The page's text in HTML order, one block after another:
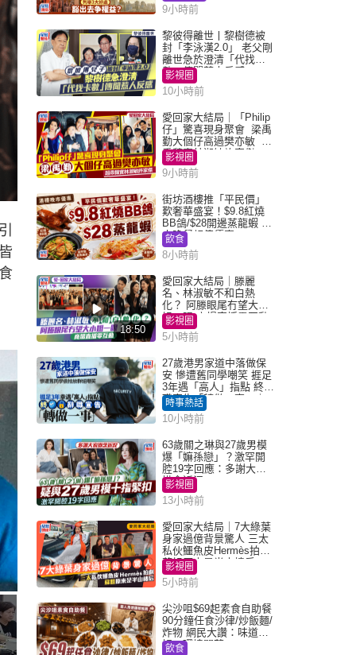
9小時前
黎彼得離世丨黎樹德被
封「李泳漢2.0」 老父剛
離世急於澄清「代找卡
數」傳聞惹人反感
影視圈
10小時前
愛回家大結局｜「Philip
仔」驚喜現身聚會 梁禹
勤大個仔高過樊亦敏 超
乖黐實林淑敏許家傑
影視圈
9小時前
街坊酒樓推「平民價」
歎奢華盛宴！$9.8紅燒
BB鴿/$28開邊蒸龍蝦 3
大晚餐超值優惠
飲食
8小時前
18:50
愛回家大結局｜滕麗
名、林淑敏不和白熱
化？ 阿滕眼尾冇望大小
姐一眼 商場直播零互動
影視圈
5小時前
27歲港男家道中落做保
安 慘遭舊同學嘲笑 捱足
3年遇「高人」指點 終辭
職宣告「轉做一事」｜
Juicy叮
時事熱話
10小時前
63歲關之琳與27歲男模
爆「嫲孫戀」？激罕開
腔19字回應：多謝大家
掛念近況
影視圈
13小時前
愛回家大結局｜7大綠葉
身家過億背景驚人 三太
私伙鱷魚皮Hermès拍劇
蘇姐原來是半山樓后
影視圈
5小時前
尖沙咀$69起素食自助餐
90分鐘任食沙律/炒飯麵/
炸物 網民大讚：味道
好，環境闊落
飲食